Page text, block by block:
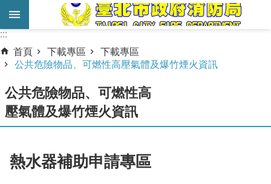
跳到主要內容區塊
進
階
尋
業
服
務
:::
:::
首頁
下載專區
下載專區
公共危險物品、可燃性高壓氣體及爆竹煙火資訊
公共危險物品、可燃性高
壓氣體及爆竹煙火資訊
熱水器補助申請專區